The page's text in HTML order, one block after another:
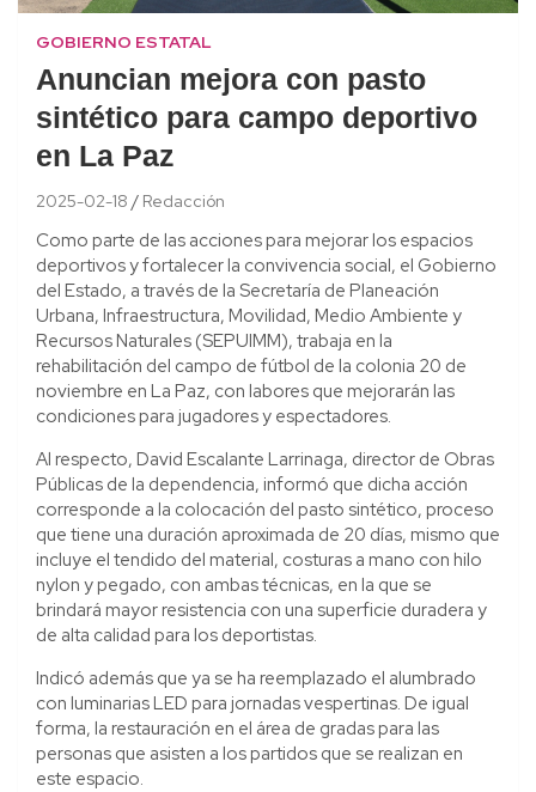
GOBIERNO ESTATAL
Anuncian mejora con pasto
sintético para campo deportivo
en La Paz
2025-02-18 Redacción
Como parte de las acciones para mejorar los espacios
deportivos y fortalecer la convivencia social, el Gobierno
del Estado, a través de la Secretaría de Planeación
Urbana, Infraestructura, Movilidad, Medio Ambiente y
Recursos Naturales (SEPUIMM), trabaja en la
rehabilitación del campo de fútbol de la colonia 20 de
noviembre en La Paz, con labores que mejorarán las
condiciones para jugadores y espectadores.
Al respecto, David Escalante Larrinaga, director de Obras
Públicas de la dependencia, informó que dicha acción
corresponde a la colocación del pasto sintético, proceso
que tiene una duración aproximada de 20 días, mismo que
incluye el tendido del material, costuras a mano con hilo
nylon y pegado, con ambas técnicas, en la que se
brindará mayor resistencia con una superficie duradera y
de alta calidad para los deportistas.
Indicó además que ya se ha reemplazado el alumbrado
con luminarias LED para jornadas vespertinas. De igual
forma, la restauración en el área de gradas para las
personas que asisten a los partidos que se realizan en
este espacio.